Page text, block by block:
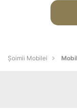
Șoimii Mobilei